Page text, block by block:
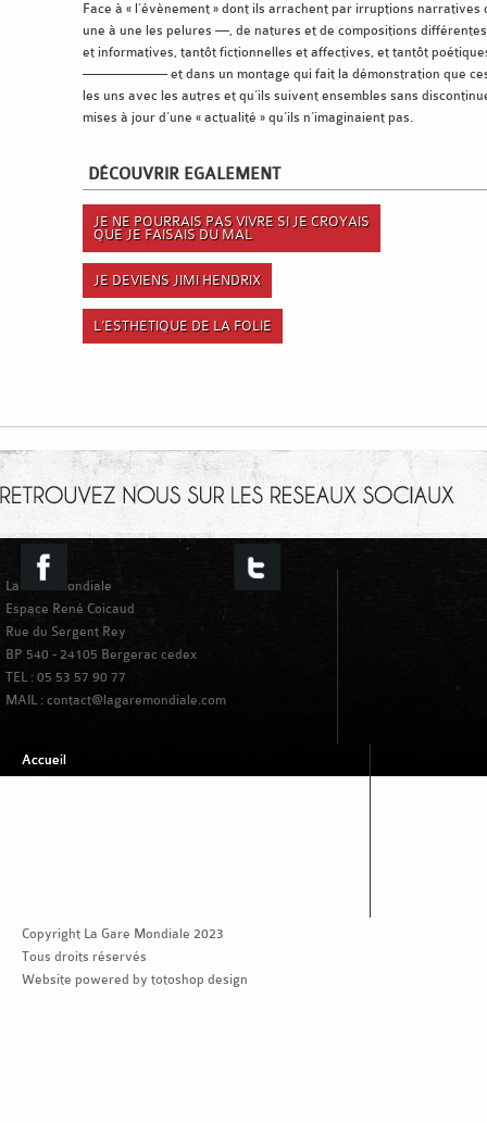
Face à « l’évènement » dont ils arrachent par irruptions narratives
une à une les pelures —, de natures et de compositions
et informatives, tantôt fictionnelles et affectives, et tantôt
—————— et dans un montage qui fait la démonstration que
les uns avec les autres et qu’ils suivent ensembles sans
mises à jour d’une « actualité » qu’ils n’imaginaient pas.
DÉCOUVRIR EGALEMENT
JE NE POURRAIS PAS VIVRE SI JE CROYAIS
QUE JE FAISAIS DU MAL
JE DEVIENS JIMI HENDRIX
L’ESTHETIQUE DE LA FOLIE
La Gare Mondiale
Espace René Coicaud
Rue du Sergent Rey
BP 540 - 24105 Bergerac cedex
TEL : 05 53 57 90 77
MAIL : contact@lagaremondiale.com
Accueil
Copyright La Gare Mondiale 2023
Tous droits réservés
Website powered by totoshop design